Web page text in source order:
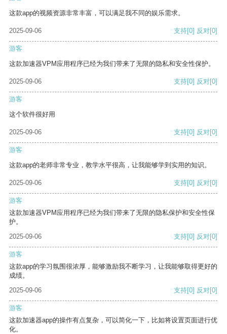
这款app的视频资源非常丰富，可以满足我不同的娱乐需求。
2025-09-06 支持[0] 反对[0]
游客
这款加速器VPM应用程序已经为我们带来了无限的隐私和安全性保护。
2025-09-06 支持[0] 反对[0]
游客
这个软件很好用
2025-09-06 支持[0] 反对[0]
游客
这款app的老师非常专业，教学水平很高，让我能够学到实用的知识。
2025-09-06 支持[0] 反对[0]
游客
这款加速器VPM应用程序已经为我们带来了无限的隐私保护和安全性保
护。
2025-09-06
支持[0] 反对[0]
游客
这款app的学习氛围很浓厚，能够激励我不断学习，让我能够取得更好的
成绩。
2025-09-06
支持[0] 反对[0]
游客
这款加速器app的操作有点复杂，可以简化一下，比如将设置页面进行优
化。